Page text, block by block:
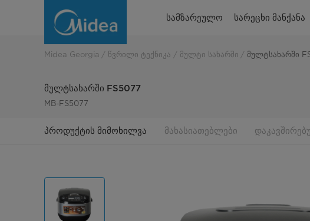
Cooker
სამზარეულო სარეცხი მანქანა
Midea Georgia წვრილი ტექნიკა მულტი სახარში მულტსახარში
მულტსახარში FS5077
MB-FS5077
პროდუქტის მიმოხილვა მახასიათებლები